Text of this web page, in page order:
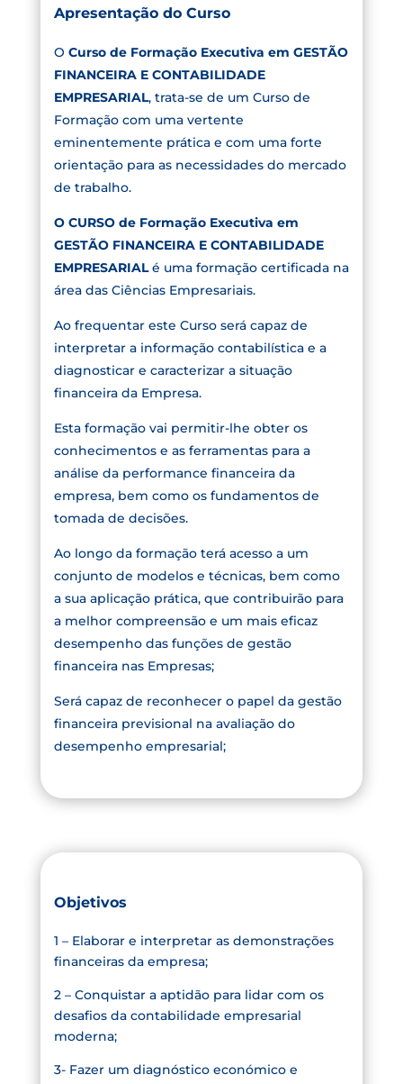
Apresentação do Curso
O Curso de Formação Executiva em GESTÃO
FINANCEIRA E CONTABILIDADE
EMPRESARIAL, trata-se de um Curso de
Formação com uma vertente
eminentemente prática e com uma forte
orientação para as necessidades do mercado
de trabalho.
O CURSO de Formação Executiva em
GESTÃO FINANCEIRA E CONTABILIDADE
EMPRESARIALé uma formação certificada na
área das Ciências Empresariais.
Ao frequentar este Curso será capaz de
interpretar a informação contabilística e a
diagnosticar e caracterizar a situação
financeira da Empresa.
Esta formação vai permitir-lhe obter os
conhecimentos e as ferramentas para a
análise da performance financeira da
empresa, bem como os fundamentos de
tomada de decisões.
Ao longo da formação terá acesso a um
conjunto de modelos e técnicas, bem como
a sua aplicação prática, que contribuirão para
a melhor compreensão e um mais eficaz
desempenho das funções de gestão
financeira nas Empresas;
Será capaz de reconhecer o papel da gestão
financeira previsional na avaliação do
desempenho empresarial;
Objetivos
1 – Elaborar e interpretar as demonstrações
financeiras da empresa;
2 – Conquistar a aptidão para lidar com os
desafios da contabilidade empresarial
moderna;
3- Fazer um diagnóstico económico e